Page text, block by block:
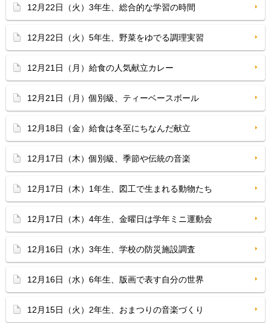
12月22日（火）3年生、総合的な学習の時間
12月22日（火）5年生、野菜をゆでる調理実習
12月21日（月）給食の人気献立カレー
12月21日（月）個別級、ティーベースボール
12月18日（金）給食は冬至にちなんだ献立
12月17日（木）個別級、季節や伝統の音楽
12月17日（木）1年生、図工で生まれる動物たち
12月17日（木）4年生、金曜日は学年ミニ運動会
12月16日（水）3年生、学校の防災施設調査
12月16日（水）6年生、版画で表す自分の世界
12月15日（火）2年生、おまつりの音楽づくり